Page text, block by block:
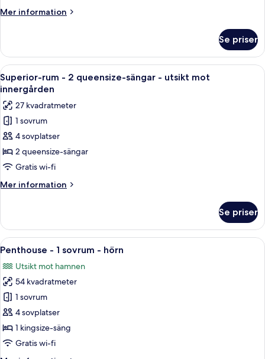
utsikt
-
hörn
Mer information
Mer
-
sovrum
-
mot
hamnen
hörn
Se priser
Öppna
alla
foton
för
Superior-
rum
-
2
queensize-
sängar
utsikt
mot
innergården
Ett hotellrum med en stor säng, en
5
Superior-rum - 2 queensize-sängar - utsikt mot
innergården
27 kvadratmeter
1 sovrum
4 sovplatser
2 queensize-sängar
Gratis wi-fi
Mer information
Mer
rum
2
sängar
utsikt
mot
innergården
Se priser
Öppna
alla
foton
för
Penthouse
-
1
sovrum
Ett modernt vardagsrum med en
7
Penthouse - 1 sovrum - hörn
Utsikt mot hamnen
54 kvadratmeter
1 sovrum
4 sovplatser
1 kingsize-säng
Gratis wi-fi